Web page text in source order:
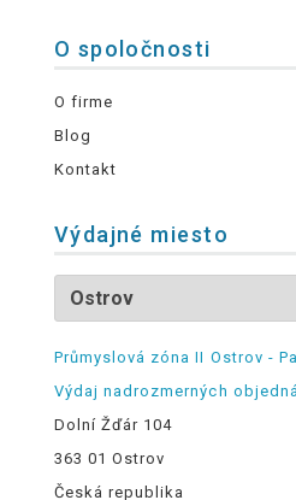
O spoločnosti
O firme
Blog
Kontakt
Výdajné miesto
Průmyslová zóna II Ostrov -
Výdaj nadrozmerných
Dolní Žďár 104
363 01 Ostrov
Česká republika